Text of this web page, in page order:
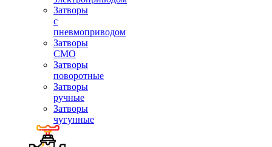
Затворы
с
пневмоприводом
Затворы
СМО
Затворы
поворотные
Затворы
ручные
Затворы
чугунные